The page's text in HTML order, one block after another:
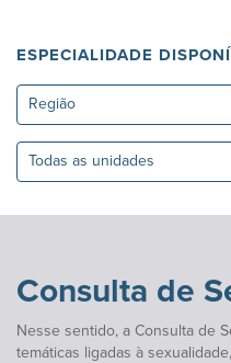
ESPECIALIDADE
Região
Todas
Consulta de
Nesse sentido, a Consulta de
temáticas ligadas à